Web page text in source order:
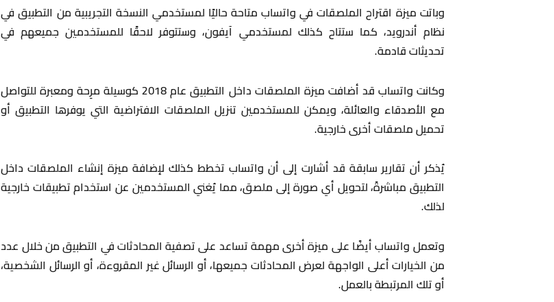
وباتت ميزة اقتراح الملصقات في واتساب متاحة حاليًا لمستخدمي النسخة التجريبية من التطبيق في
نظام أندرويد، كما ستتاح كذلك لمستخدمي آيفون، وستتوفر لاحقًا للمستخدمين جميعهم في
تحديثات قادمة.
وكانت واتساب قد أضافت ميزة الملصقات داخل التطبيق عام 2018 كوسيلة مرِحة ومعبرة للتواصل
مع الأصدقاء والعائلة، ويمكن للمستخدمين تنزيل الملصقات الافتراضية التي يوفرها التطبيق أو
تحميل ملصقات أخرى خارجية.
يُذكر أن تقارير سابقة قد أشارت إلى أن واتساب تخطط كذلك لإضافة ميزة إنشاء الملصقات داخل
التطبيق مباشرةً، لتحويل أي صورة إلى ملصق، مما يُغني المستخدمين عن استخدام تطبيقات خارجية
لذلك.
وتعمل واتساب أيضًا على ميزة أخرى مهمة تساعد على تصفية المحادثات في التطبيق من خلال عدد
من الخيارات أعلى الواجهة لعرض المحادثات جميعها، أو الرسائل غير المقروءة، أو الرسائل الشخصية،
أو تلك المرتبطة بالعمل.